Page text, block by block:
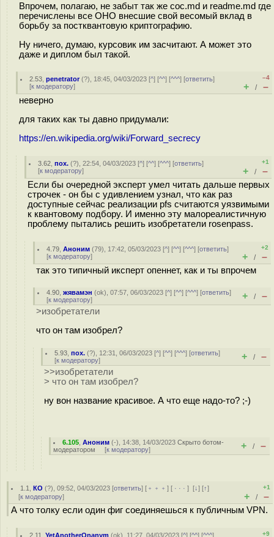
Впрочем, полагаю, не забыт так же coc.md и readme.md где
перечислены все ОНО внесшие свой весомый вклад в
борьбу за постквантовую криптографию.
Ну ничего, думаю, курсовик им засчитают. А может это
даже и диплом был такой.
2.53 ,penetrator(?), 18:45, 04/03/2023 [^] [^^] [^^^] [ответить]
[к модератору]
–4
+ / –
неверно
для таких как ты давно придумали:
https://en.wikipedia.org/wiki/Forward_secrecy
3.62 ,пох. (?), 22:54, 04/03/2023 [^] [^^] [^^^] [ответить]
[к модератору]
+1
+ / –
Если бы очередной эксперт умел читать дальше первых
строчек - он бы с удивлением узнал, что как раз
доступные сейчас реализации pfs считаются уязвимыми
к квантовому подбору. И именно эту малореалистичную
проблему пытались решить изобретатели rosenpass.
4.79 ,Аноним (79), 17:42, 05/03/2023 [^] [^^] [^^^] [ответить]
[к модератору]
+2
+ / –
так это типичный иксперт опеннет, как и ты впрочем
4.90 ,жявамэн (ok), 07:57, 06/03/2023 [^] [^^] [^^^] [ответить]
[к модератору] + / –
>изобретатели
что он там изобрел?
5.93 ,пох. (?), 12:31, 06/03/2023 [^] [^^] [^^^] [ответить]
[к модератору] + / –
>>изобретатели
> что он там изобрел?
ну вон название красивое. А что еще надо-то? ;-)
6.105 ,Аноним (-), 14:38, 14/03/2023Скрыто ботом-
модератором [к модератору] + / –
1.1 ,КО (?), 09:52, 04/03/2023 [ответить] [ ﹢﹢﹢] [ · · ·][↓] [↑]
[к модератору]
+1
+ / –
А что толку если один фиг соединяешься к публичным VPN.
2.11 ,YetAnotherOnanym (ok), 11:27, 04/03/2023 [^] [^^] [^^^] +9